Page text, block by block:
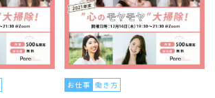
お仕事 働き方